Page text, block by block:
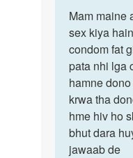
to
मेरी
शादी
हो
चुकी
है
मैं
एक
by
Mam
maine
aapni
gfrd
ke
sath…
Mam maine
sex kiya
condom fat
pata nhi lga
hamne
krwa tha
hme hiv ho
bhut dara
jawaab de